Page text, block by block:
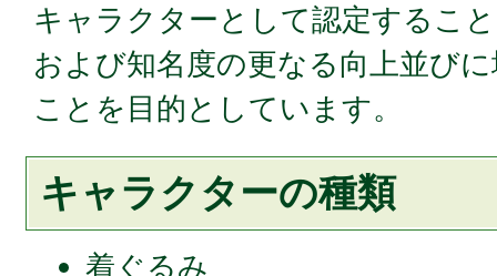
キャラクターとして認定するこ
および知名度の更なる向上並び
ことを目的としています。
キャラクターの種類
着ぐるみ